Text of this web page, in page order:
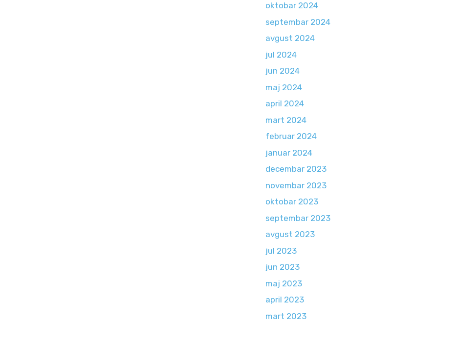
oktobar 2024
septembar 2024
avgust 2024
jul 2024
jun 2024
maj 2024
april 2024
mart 2024
februar 2024
januar 2024
decembar 2023
novembar 2023
oktobar 2023
septembar 2023
avgust 2023
jul 2023
jun 2023
maj 2023
april 2023
mart 2023